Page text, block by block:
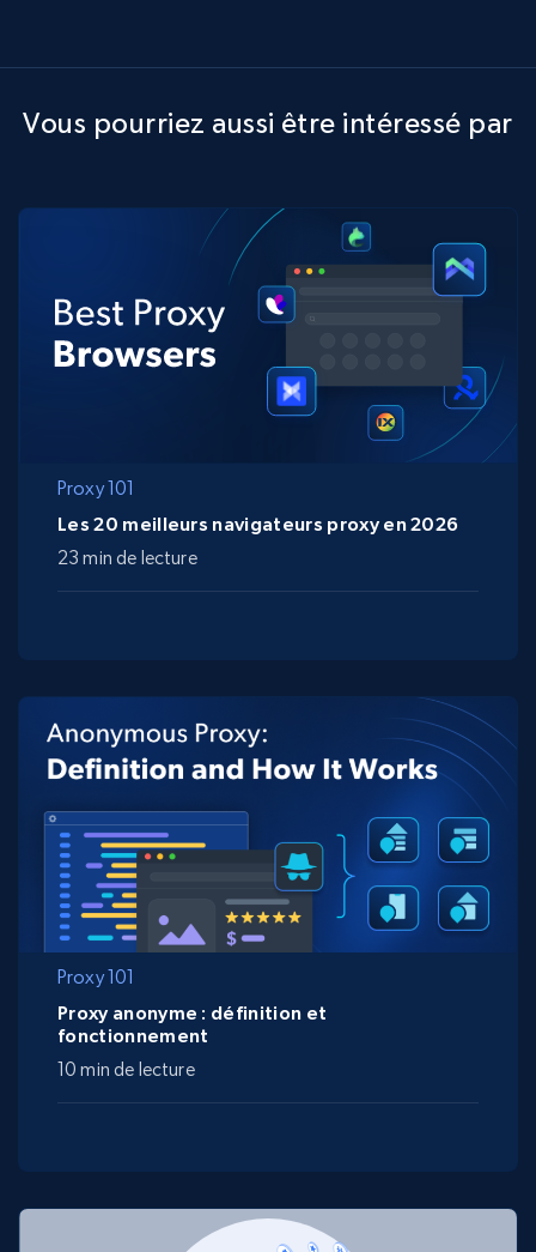
Vous pourriez aussi être intéressé par
Proxy 101
Les 20 meilleurs navigateurs proxy en 2026
23 min de lecture
Proxy 101
Proxy anonyme : définition et
fonctionnement
10 min de lecture